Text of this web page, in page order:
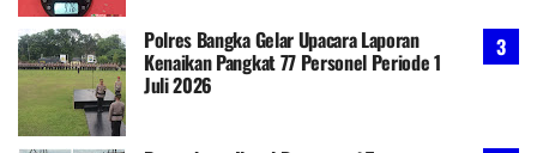
Polres Bangka Gelar Upacara Laporan
Kenaikan Pangkat 77 Personel Periode 1
Juli 2026